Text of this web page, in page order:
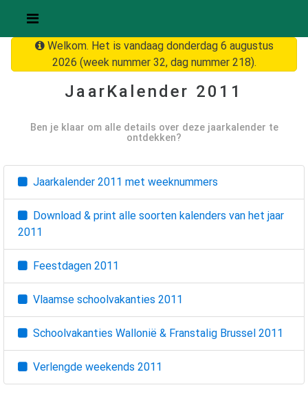
Welkom. Het is vandaag donderdag 6 augustus
2026 (week nummer 32, dag nummer 218).
JaarKalender 2011
Ben je klaar om alle details over deze jaarkalender te
ontdekken?
Jaarkalender 2011 met weeknummers
Download & print alle soorten kalenders van het jaar
2011
Feestdagen 2011
Vlaamse schoolvakanties 2011
Schoolvakanties Wallonië & Franstalig Brussel 2011
Verlengde weekends 2011